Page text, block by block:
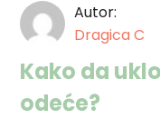
Autor:
Dragica C
Kako da
odeće?